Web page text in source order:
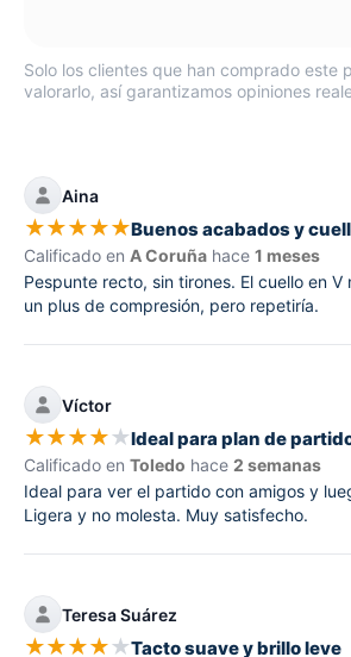
Solo los clientes que han comprado este
valorarlo, así garantizamos opiniones
Aina
★★★★★Buenos acabados y
Calificado en A Coruña hace 1 meses
Pespunte recto, sin tirones. El cuello en
un plus de compresión, pero repetiría.
Víctor
★★★★★Ideal para plan de
Calificado en Toledo hace 2 semanas
Ideal para ver el partido con amigos y
Ligera y no molesta. Muy satisfecho.
Teresa Suárez
★★★★★Tacto suave y brillo leve